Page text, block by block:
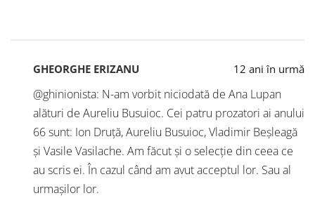
GHEORGHE ERIZANU 12 ani în urmă
@ghinionista: N-am vorbit niciodată de Ana Lupan
alături de Aureliu Busuioc. Cei patru prozatori ai anului
66 sunt: Ion Druță, Aureliu Busuioc, Vladimir Beșleagă
și Vasile Vasilache. Am făcut și o selecție din ceea ce
au scris ei. În cazul când am avut acceptul lor. Sau al
urmașilor lor.